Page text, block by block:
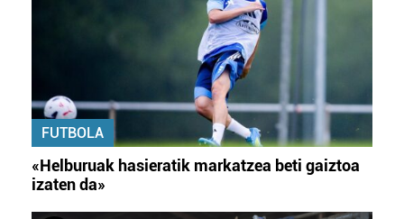
FUTBOLA
«Helburuak hasieratik markatzea beti gaiztoa
izaten da»